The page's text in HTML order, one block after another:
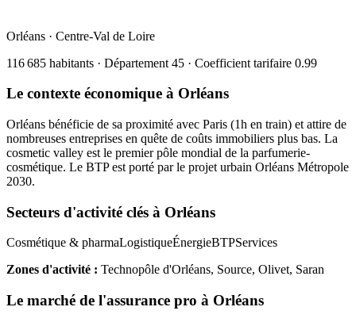
Orléans · Centre-Val de Loire
116 685 habitants · Département 45 · Coefficient tarifaire 0.99
Le contexte économique à Orléans
Orléans bénéficie de sa proximité avec Paris (1h en train) et attire de
nombreuses entreprises en quête de coûts immobiliers plus bas. La
cosmetic valley est le premier pôle mondial de la parfumerie-
cosmétique. Le BTP est porté par le projet urbain Orléans Métropole
2030.
Secteurs d'activité clés à Orléans
Cosmétique & pharmaLogistiqueÉnergieBTPServices
Zones d'activité : Technopôle d'Orléans, Source, Olivet, Saran
Le marché de l'assurance pro à Orléans